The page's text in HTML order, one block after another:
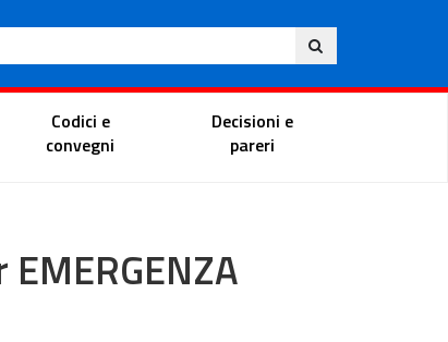
Ita
Portale del magistrato
Codici e
convegni
Decisioni e
pareri